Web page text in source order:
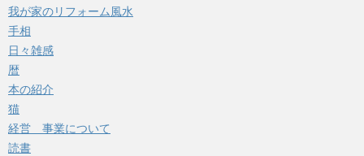
我が家のリフォーム風水
手相
日々雑感
暦
本の紹介
猫
経営 事業について
読書